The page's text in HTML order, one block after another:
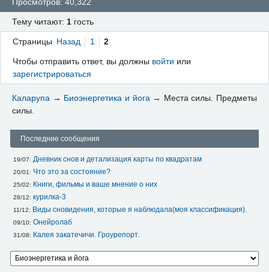
Тему читают: 1 гость
Страницы Назад 1 2
Чтобы отправить ответ, вы должны войти или
зарегистрироваться
Каларупа → Биоэнергетика и йога → Места силы. Предметы
силы.
Последние сообщения
19/07: Дневник снов и детализация карты по квадратам
20/01: Что это за состояние?
25/02: Книги, фильмы и ваше мнение о них
28/12: курилка-3
11/12: Виды сновидения, которые я наблюдала(моя классификация).
09/10: Онейролаб
31/08: Калея закатечичи. Гроурепорт.